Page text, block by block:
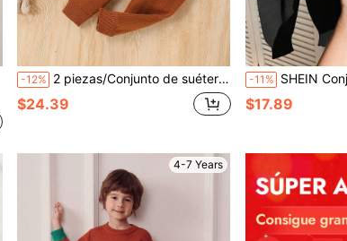
-12% 2 piezas/Conjunto de suéter de punto y pantalones a rayas para niños jóvenes, suéter de punto y pantalón informal grueso y suave
$24.39
-11% SHEIN Conjunto de 2 piezas para niño pequeño, suéter de cuello
$17.89
4-7 Years